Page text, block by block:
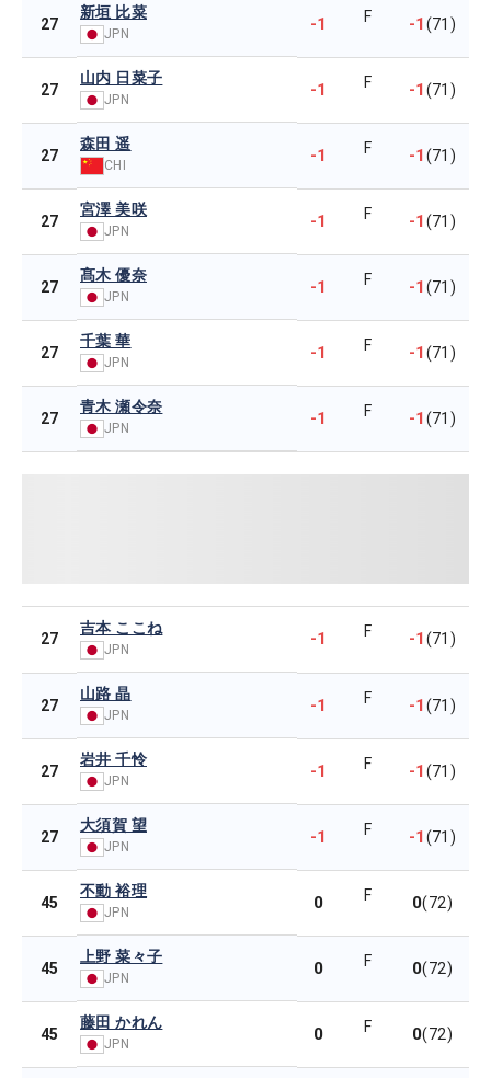
27
新垣 比菜
JPN -1 F -1(71)
27
山内 日菜子
JPN -1 F -1(71)
27
森田 遥
CHI -1 F -1(71)
27
宮澤 美咲
JPN -1 F -1(71)
27
髙木 優奈
JPN -1 F -1(71)
27
千葉 華
JPN -1 F -1(71)
27
青木 瀬令奈
JPN -1 F -1(71)
27
吉本 ここね
JPN
-1 F -1(71)
27
山路 晶
JPN -1 F -1(71)
27
岩井 千怜
JPN -1 F -1(71)
27
大須賀 望
JPN -1 F -1(71)
45
不動 裕理
JPN 0 F 0(72)
45
上野 菜々子
JPN 0 F 0(72)
45
藤田 かれん
JPN 0 F 0(72)